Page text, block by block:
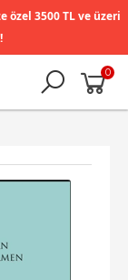
özel 3500 TL ve üzeri
0